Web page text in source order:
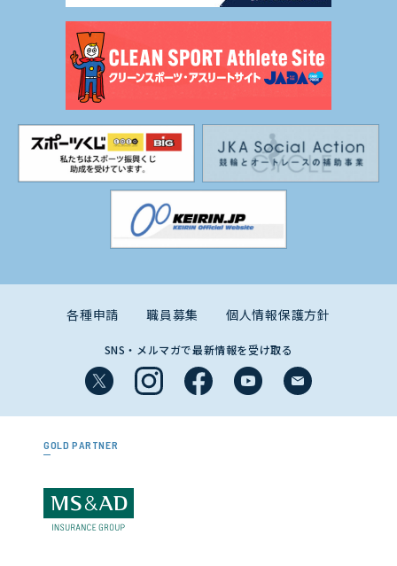
各種申請 職員募集 個人情報保護方針
SNS・メルマガで最新情報を受け取る
GOLD PARTNER